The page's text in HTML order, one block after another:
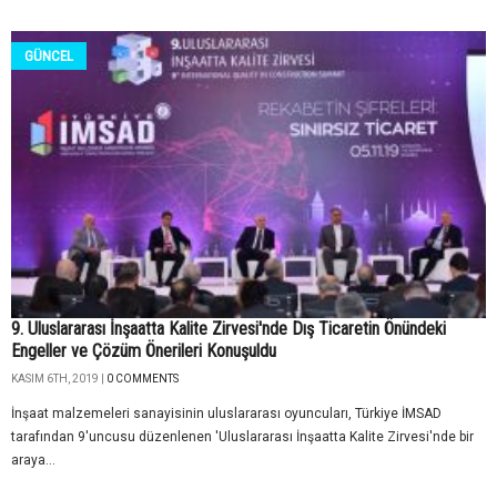
GÜNCEL
9. Uluslararası İnşaatta Kalite Zirvesi'nde Dış Ticaretin Önündeki
Engeller ve Çözüm Önerileri Konuşuldu
KASIM 6TH, 2019 | 0 COMMENTS
İnşaat malzemeleri sanayisinin uluslararası oyuncuları, Türkiye İMSAD
tarafından 9'uncusu düzenlenen 'Uluslararası İnşaatta Kalite Zirvesi'nde bir
araya...